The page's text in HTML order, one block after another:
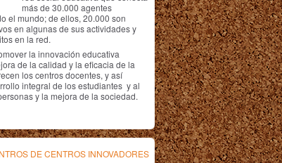
más de 30.000 agentes
el mundo; de ellos, 20.000 son
en algunas de sus actividades y
en la red.
la innovación educativa
de la calidad y la eficacia de la
los centros docentes, y así
integral de los estudiantes y al
y la mejora de la sociedad.
DE CENTROS INNOVADORES